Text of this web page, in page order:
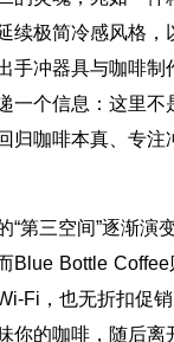
续极简冷感风格，
手冲器具与咖啡制
一个信息：这里不
归咖啡本真、专注
“第三空间”逐渐演
Blue Bottle Coffee
Fi，也无折扣促
你的咖啡，随后离